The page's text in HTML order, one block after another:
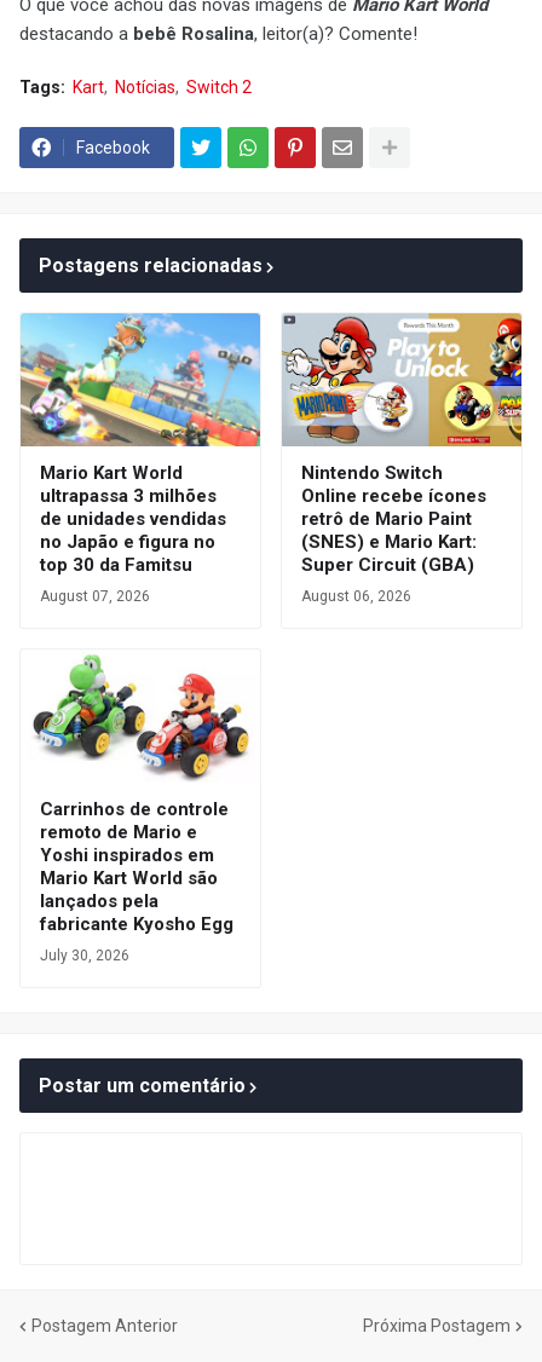
O que você achou das novas imagens de Mario Kart World
destacando a bebê Rosalina, leitor(a)? Comente!
Tags: Kart Notícias Switch 2
Facebook
Postagens relacionadas
Mario Kart World
ultrapassa 3 milhões
de unidades vendidas
no Japão e figura no
top 30 da Famitsu
August 07, 2026
Nintendo Switch
Online recebe ícones
retrô de Mario Paint
(SNES) e Mario Kart:
Super Circuit (GBA)
August 06, 2026
Carrinhos de controle
remoto de Mario e
Yoshi inspirados em
Mario Kart World são
lançados pela
fabricante Kyosho Egg
July 30, 2026
Postar um comentário
Postagem Anterior Próxima Postagem